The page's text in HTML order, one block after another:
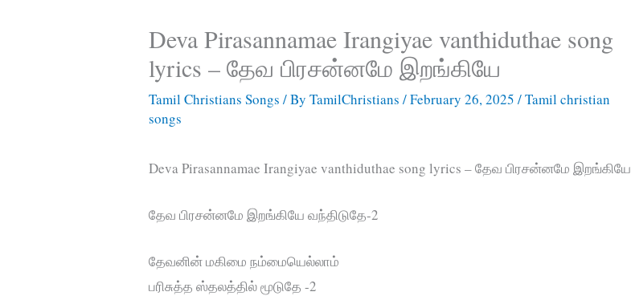
Deva Pirasannamae Irangiyae vanthiduthae song
lyrics – தேவ பிரசன்னமே இறங்கியே
Tamil Christians Songs / ByTamilChristians/February 26, 2025/Tamil christian
songs
Deva Pirasannamae Irangiyae vanthiduthae song lyrics – தேவ பிரசன்னமே இறங்கியே
தேவ பிரசன்னமே இறங்கியே வந்திடுதே-2
தேவனின் மகிமை நம்மையெல்லாம்
பரிசுத்த ஸ்தலத்தில் மூடுதே -2